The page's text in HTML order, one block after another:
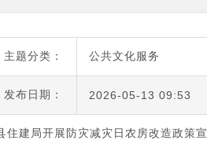
主题分类： 公共文化服务
发布日期： 2026-05-13 09:53
建局开展防灾减灾日农房改造政策宣